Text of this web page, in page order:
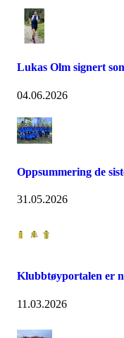
Lukas Olm signert
04.06.2026
Oppsummering de
31.05.2026
Klubbtøyportalen er
11.03.2026